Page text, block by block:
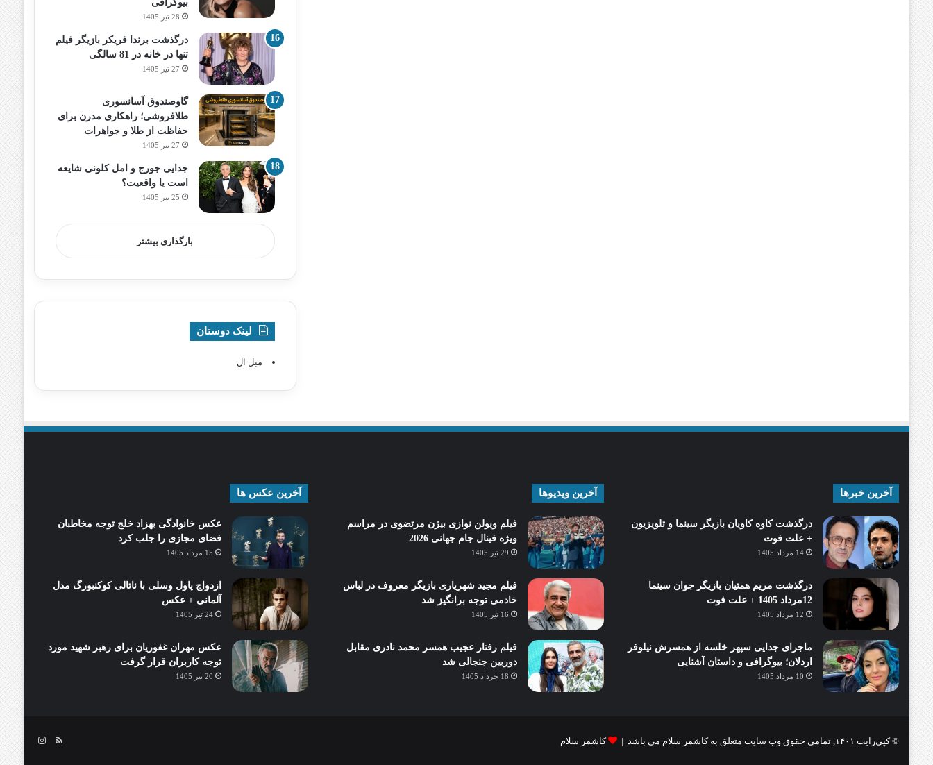
بیوگرافی
28 تیر 1405
درگذشت برندا فریکر بازیگر فیلم
تنها در خانه در 81 سالگی
27 تیر 1405
گاوصندوق آسانسوری
طلافروشی؛ راهکاری مدرن برای
حفاظت از طلا و جواهرات
27 تیر 1405
جدایی جورج و امل کلونی شایعه
است یا واقعیت؟
25 تیر 1405
بارگذاری بیشتر
لینک دوستان
مبل ال
آخرین خبرها
درگذشت کاوه کاویان بازیگر سینما و تلویزیون
+ علت فوت
14 مرداد 1405
درگذشت مریم همتیان بازیگر جوان سینما
12مرداد 1405 + علت فوت
12 مرداد 1405
ماجرای جدایی سپهر خلسه از همسرش نیلوفر
اردلان؛ بیوگرافی و داستان آشنایی
10 مرداد 1405
آخرین ویدیوها
فیلم ویولن نوازی بیژن مرتضوی در مراسم
ویژه فینال جام جهانی 2026
29 تیر 1405
فیلم مجید شهریاری بازیگر معروف در لباس
خادمی توجه برانگیز شد
16 تیر 1405
فیلم رفتار عجیب همسر محمد نادری مقابل
دوربین جنجالی شد
18 خرداد 1405
آخرین عکس ها
عکس خانوادگی بهزاد خلج توجه مخاطبان
فضای مجازی را جلب کرد
15 مرداد 1405
ازدواج پاول وسلی با ناتالی کوکنبورگ مدل
آلمانی + عکس
24 تیر 1405
عکس مهران غفوریان برای رهبر شهید مورد
توجه کاربران قرار گرفت
20 تیر 1405
© کپی‌رایت ۱۴۰۱, تمامی حقوق وب سایت متعلق به کاشمر سلام می باشد | کاشمر سلام خوراکاینستاگرام